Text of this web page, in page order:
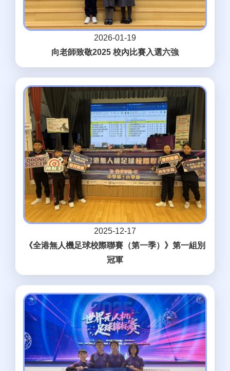
2026-01-19
向老師致敬2025 校內比賽入選六強
2025-12-17
《全港無人機足球校際聯賽（第一季）》第一組別
冠軍